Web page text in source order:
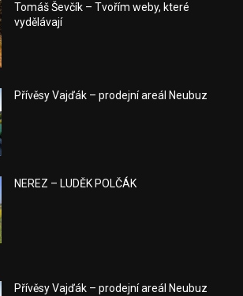
Tomáš Ševčík – Tvořím weby, které
vydělávají
Přívěsy Vajďák – prodejní areál Neubuz
NEREZ – LUDĚK POLČÁK
Přívěsy Vajďák – prodejní areál Neubuz